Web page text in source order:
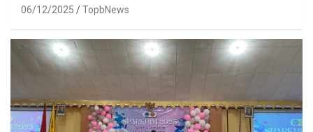
06/12/2025 TopbNews